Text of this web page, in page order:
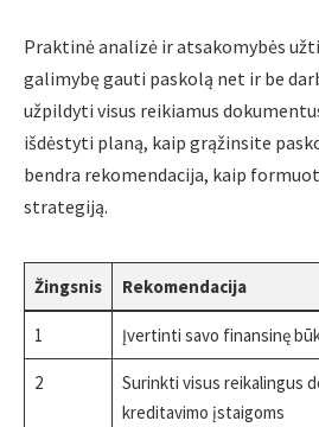
Praktinė analizė ir atsakomybės
galimybę gauti paskolą net ir be
užpildyti visus reikiamus
išdėstyti planą, kaip grąžinsite
bendra rekomendacija, kaip
strategiją.
Žingsnis Rekomendacija
1 Įvertinti savo finansinę
2
Surinkti visus reikalingus
kreditavimo įstaigoms